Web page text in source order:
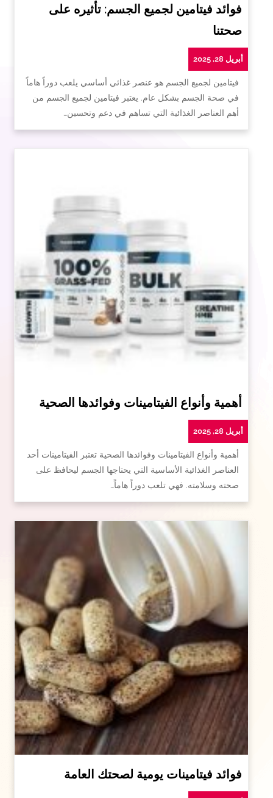
فوائد فيتامين لجميع الجسم: تأثيره على
صحتنا
أبريل 28, 2025
فيتامين لجميع الجسم هو عنصر غذائي أساسي يلعب دوراً هاماً
في صحة الجسم بشكل عام. يعتبر فيتامين لجميع الجسم من
أهم العناصر الغذائية التي تساهم في دعم وتحسين…
أهمية وأنواع الفيتامينات وفوائدها الصحية
أبريل 28, 2025
أهمية وأنواع الفيتامينات وفوائدها الصحية تعتبر الفيتامينات أحد
العناصر الغذائية الأساسية التي يحتاجها الجسم ليحافظ على
صحته وسلامته. فهي تلعب دوراً هاماً…
فوائد فيتامينات يومية لصحتك العامة